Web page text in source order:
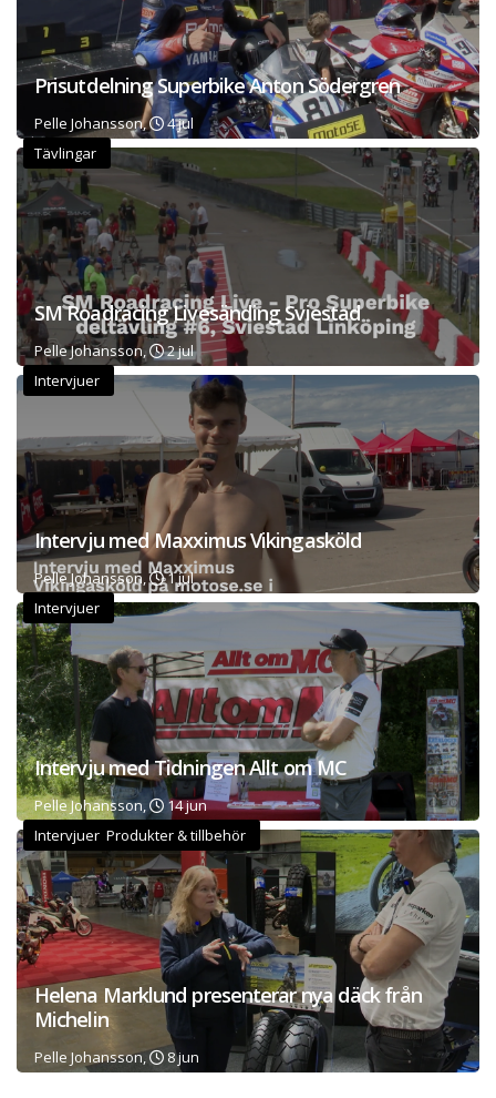
Prisutdelning Superbike Anton Södergren
Pelle Johansson,
4 jul
Tävlingar
SM Roadracing Livesänding Sviestad
Pelle Johansson,
2 jul
Intervjuer
Intervju med Maxximus Vikingasköld
Pelle Johansson,
1 jul
Intervjuer
Intervju med Tidningen Allt om MC
Pelle Johansson,
14 jun
Intervjuer Produkter & tillbehör
Helena Marklund presenterar nya däck från
Michelin
Pelle Johansson, 8 jun